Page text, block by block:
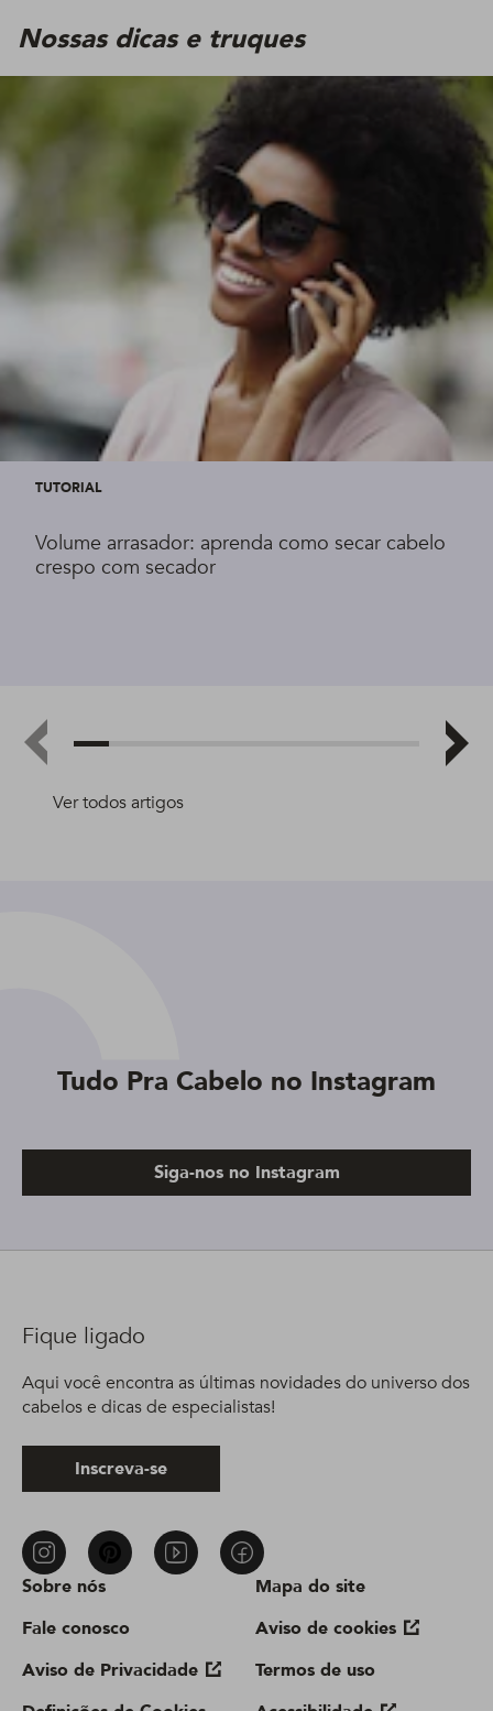
Nossas dicas e truques
Ver todos artigos
TUTORIAL
Volume arrasador: aprenda como secar cabelo
crespo com secador
Tudo Pra Cabelo no Instagram
Siga-nos no Instagram
Sobre nós
Fale conosco
Aviso de Privacidade
Mapa do site
Aviso de cookies
Termos de uso
Fique ligado
Aqui você encontra as últimas novidades do universo dos
cabelos e dicas de especialistas!
Inscreva-se